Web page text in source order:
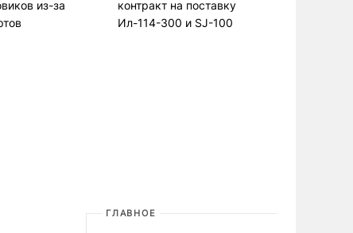
из-за
контракт на поставку
Ил-114-300 и SJ-100
ГЛАВНОЕ